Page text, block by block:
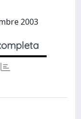
2003